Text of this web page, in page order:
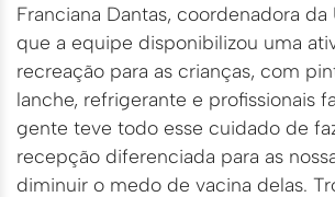
Franciana Dantas, coordenadora da
que a equipe disponibilizou uma
recreação para as crianças, com
lanche, refrigerante e profissionais
gente teve todo esse cuidado de
recepção diferenciada para as
diminuir o medo de vacina delas.